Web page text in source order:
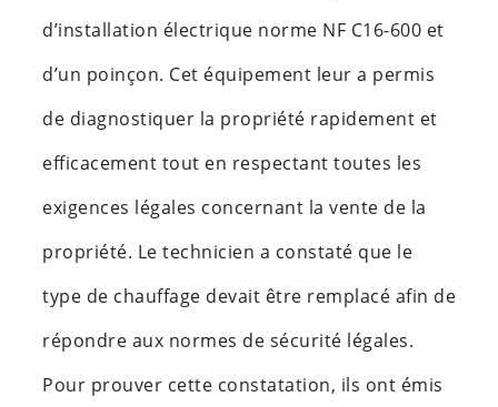
d’installation électrique norme NF C16-600 et
d’un poinçon. Cet équipement leur a permis
de diagnostiquer la propriété rapidement et
efficacement tout en respectant toutes les
exigences légales concernant la vente de la
propriété. Le technicien a constaté que le
type de chauffage devait être remplacé afin de
répondre aux normes de sécurité légales.
Pour prouver cette constatation, ils ont émis